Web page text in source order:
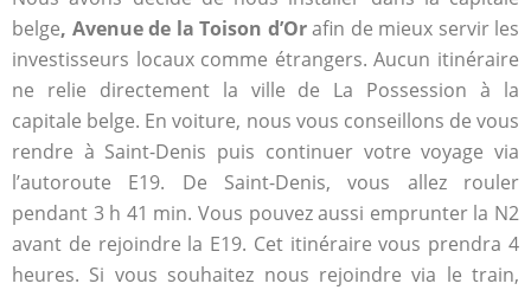
belge, Avenue de la Toison d’Orafin de mieux servir les
investisseurs locaux comme étrangers. Aucun itinéraire
ne relie directement la ville de La Possession à la
capitale belge. En voiture, nous vous conseillons de vous
rendre à Saint-Denis puis continuer votre voyage via
l’autoroute E19. De Saint-Denis, vous allez rouler
pendant 3 h 41 min. Vous pouvez aussi emprunter la N2
avant de rejoindre la E19. Cet itinéraire vous prendra 4
heures. Si vous souhaitez nous rejoindre via le train,